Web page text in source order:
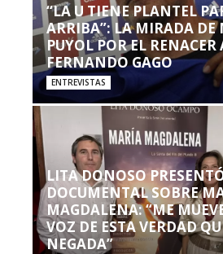
“LA U TIENE PLANTEL
ARRIBA”: LA MIRADA
PUYOL POR EL
FERNANDO GAGO
ENTREVISTAS
LITA DONOSO
DOCUMENTAL SOBRE
MAGDALENA: “ME
VOZ DE ESTA VERDAD
NEGADA”